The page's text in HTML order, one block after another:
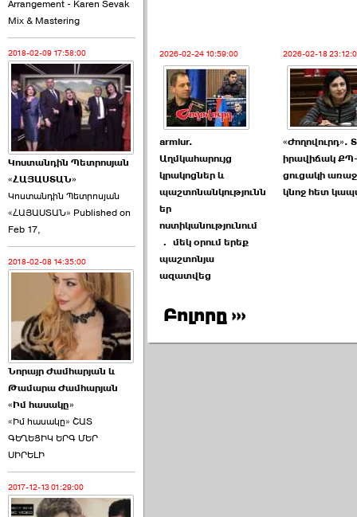
Ծառուկյանի փեսան
վնասել է ›››
2026-06-09 07:11:00
Այս ընդդիմությունը
կվերցնի ›››
2026-06-09 00:41:00
Որպես ընդդիմադիր
ընտրող՝ ›››
Arrangement - Karen Sevak
Mix & Mastering
2018-02-09 17:58:00
Կոստանդին Պետրոսյան
«ՀԱՅԱՍՏԱՆ»
Կոստանդին Պետրոսյան
«ՀԱՅԱՍՏԱՆ» Published on
Feb 17,
2018-02-08 14:35:00
Նորայր Ժամհարյան և
Թամարա Ժամհարյան
«Իմ հասակը»
«Իմ հասակը» ՇԱՏ
ԳԵՂԵՑԻԿ ԵՐԳ ՄԵՐ
ՍԻՐԵԼԻ
2017-12-13 01:29:00
2026-02-24 10:59:00
armlur.
Աղմկահարույց
կրակոցներ և
պաշտոնանկությունն
եր
ոստիկանությունում
․ մեկ օրում երեք
պաշտոնյա
ազատվեց
2026-02-18
«Ժողովուրդ».
իրավիճակ ՔՊ-
ցուցակի
կնոջ հետ
Բոլորը ›››